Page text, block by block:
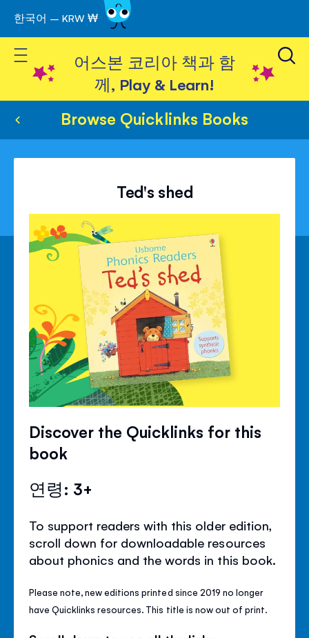
Skip
to
Content
한국어 – KRW ₩
Toggle Nav
어스본 코리아 책과 함
께, Play & Learn!
Browse Quicklinks Books
Ted's shed
Discover the Quicklinks for this
book
연령: 3+
To support readers with this older edition,
scroll down for downloadable resources
about phonics and the words in this book.
Please note, new editions printed since 2019 no longer
have Quicklinks resources. This title is now out of print.